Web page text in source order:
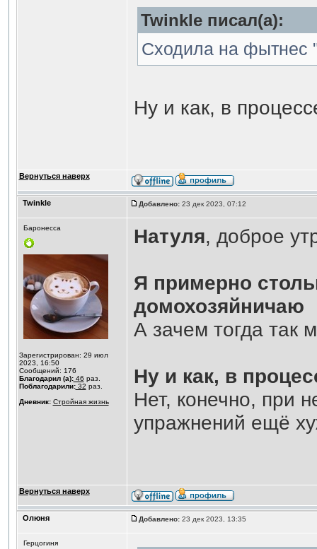
Twinkle писал(а):
Сходила на фытнес
Ну и как, в
Вернуться наверх
Twinkle Добавлено:23 дек 2023, 07:12
Баронесса
Зарегистрирован: 29 июл
2023, 16:50
Сообщений: 176
Благодарил (а):46 раз.
Поблагодарили:32 раз.
Дневник: Стройная жизнь
Натуля, доброе
Я примерно
домохозяйничаю
А зачем тогда так
Ну и как, в
Нет, конечно, при
упражнений ещë
Вернуться наверх
Олюня Добавлено:23 дек 2023, 13:35
Герцогиня